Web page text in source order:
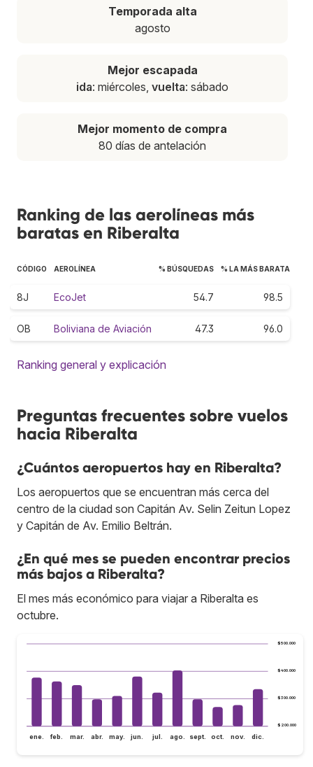
Temporada alta
agosto
Mejor escapada
ida: miércoles, vuelta: sábado
Mejor momento de compra
80 días de antelación
Ranking de las aerolíneas más
baratas en Riberalta
CÓDIGO AEROLÍNEA % BÚSQUEDAS % LA MÁS BARATA
8J EcoJet 54.7 98.5
OB Boliviana de Aviación 47.3 96.0
Ranking general y explicación
Preguntas frecuentes sobre vuelos
hacia Riberalta
¿Cuántos aeropuertos hay en Riberalta?
Los aeropuertos que se encuentran más cerca del
centro de la ciudad son Capitán Av. Selin Zeitun Lopez
y Capitán de Av. Emilio Beltrán.
¿En qué mes se pueden encontrar precios
más bajos a Riberalta?
El mes más económico para viajar a Riberalta es
octubre.
$200.000
$300.000
$400.000
$500.000
ene. feb. mar. abr. may. jun. jul. ago. sept. oct. nov. dic.